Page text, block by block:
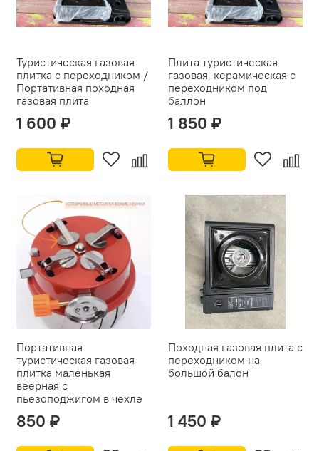
Туристическая газовая
плитка с переходником /
Портативная походная
газовая плита
1 600 ₽
Плита туристическая
газовая, керамическая с
переходником под
баллон
1 850 ₽
Портативная
туристическая газовая
плитка маленькая
веерная с
пьезоподжигом в чехле
850 ₽
Походная газовая плита с
переходником на
большой балон
1 450 ₽